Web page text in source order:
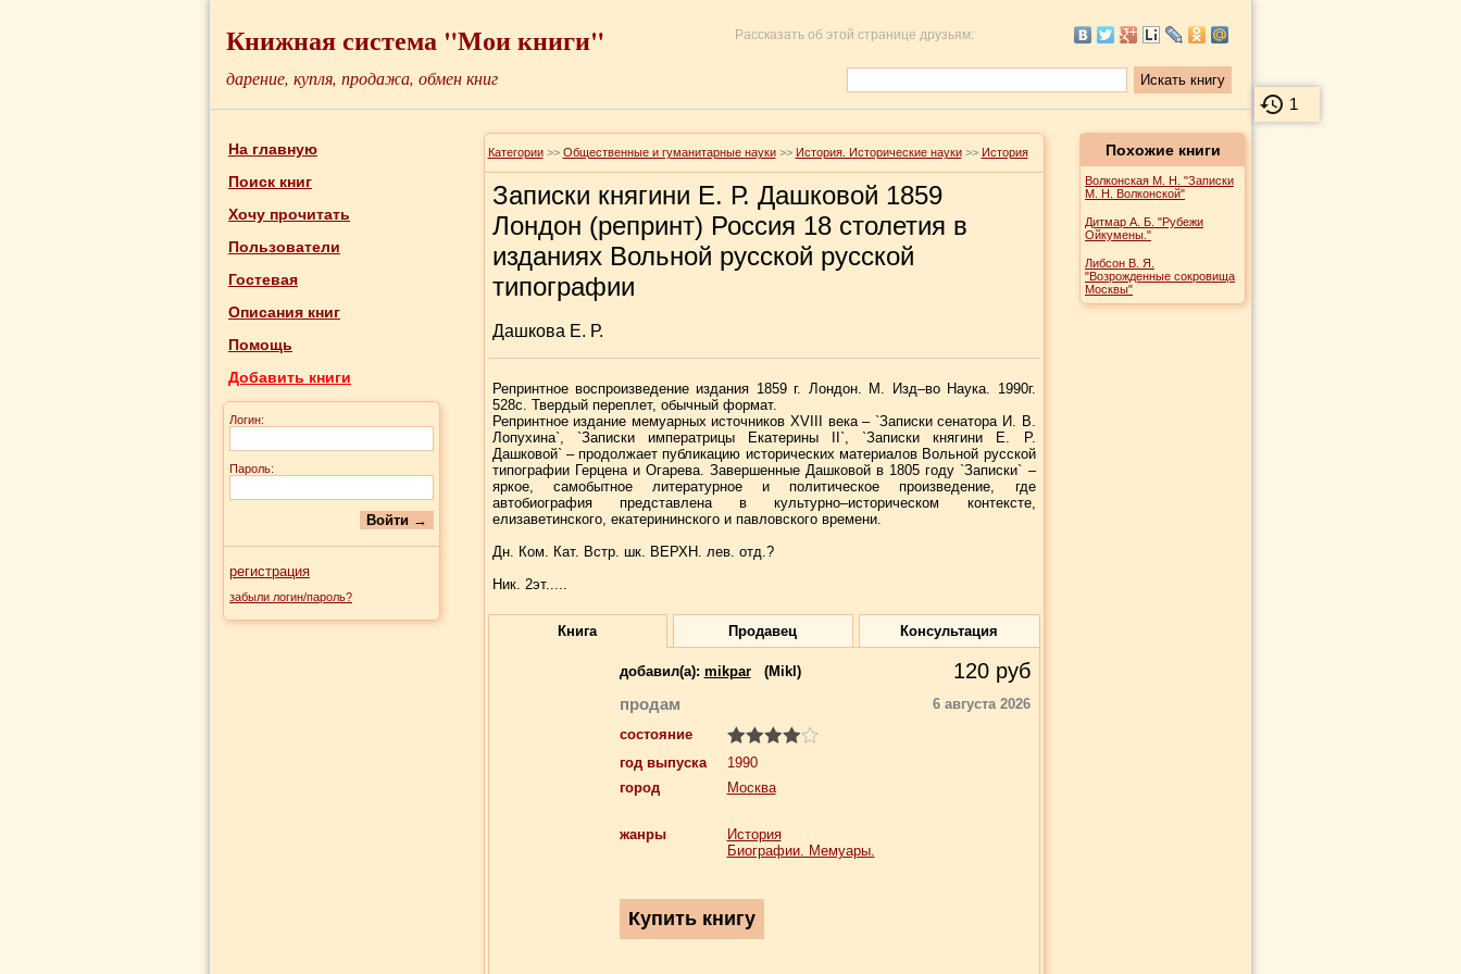
1
Книжная система "Мои книги" Рассказать об этой странице друзьям:
дарение, купля, продажа, обмен книг
На главную
Поиск книг
Хочу прочитать
Пользователи
Гостевая
Описания книг
Помощь
Добавить книги
Логин:
Пароль:
регистрация
забыли логин/пароль?
Категории >> Общественные и гуманитарные науки >> История. Исторические науки >> История
Записки княгини Е. Р. Дашковой 1859
Лондон (репринт) Россия 18 столетия в
изданиях Вольной русской русской
типографии
Дашкова Е. Р.
Репринтное воспроизведение издания 1859 г. Лондон. М. Изд–во Наука. 1990г.
528с. Твердый переплет, обычный формат.
Репринтное издание мемуарных источников XVIII века – `Записки сенатора И. В.
Лопухина`, `Записки императрицы Екатерины II`, `Записки княгини Е. Р.
Дашковой` – продолжает публикацию исторических материалов Вольной русской
типографии Герцена и Огарева. Завершенные Дашковой в 1805 году `Записки` –
яркое, самобытное литературное и политическое произведение, где
автобиография представлена в культурно–историческом контексте,
елизаветинского, екатерининского и павловского времени.
Дн. Ком. Кат. Встр. шк. ВЕРХН. лев. отд.?
Ник. 2эт.....
Книга Продавец Консультация
добавил(a): mikpar (Mikl) 120 руб
продам
6 августа 2026
состояние
год выпуска
1990
город
Москва
жанры
История
Биографии. Мемуары.
Похожие книги
Волконская М. Н. "Записки
М. Н. Волконской"
Дитмар А. Б. "Рубежи
Ойкумены."
Либсон В. Я.
"Возрожденные сокровища
Москвы"